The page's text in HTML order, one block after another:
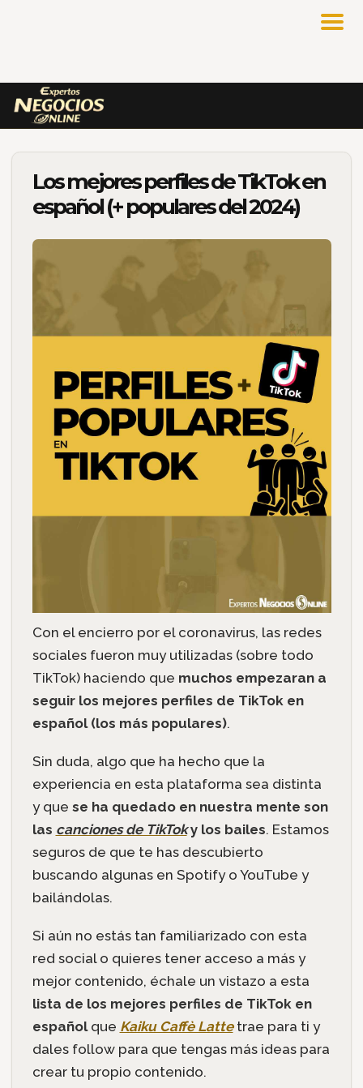
Los mejores perfiles de TikTok en
español (+ populares del 2024)
Con el encierro por el coronavirus, las redes
sociales fueron muy utilizadas (sobre todo
TikTok) haciendo que muchos empezaran a
seguir los mejores perfiles de TikTok en
español (los más populares).
Sin duda, algo que ha hecho que la
experiencia en esta plataforma sea distinta
y que se ha quedado en nuestra mente son
las canciones de TikToky los bailes. Estamos
seguros de que te has descubierto
buscando algunas en Spotify o YouTube y
bailándolas.
Si aún no estás tan familiarizado con esta
red social o quieres tener acceso a más y
mejor contenido, échale un vistazo a esta
lista de los mejores perfiles de TikTok en
españolque Kaiku Caffè Lattetrae para ti y
dales follow para que tengas más ideas para
crear tu propio contenido.